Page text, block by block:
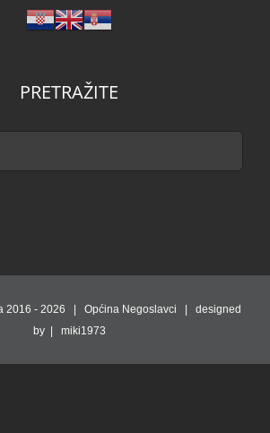
PRETRAŽITE
2016 - 2026 | Općina Negoslavci | designed
by | miki1973